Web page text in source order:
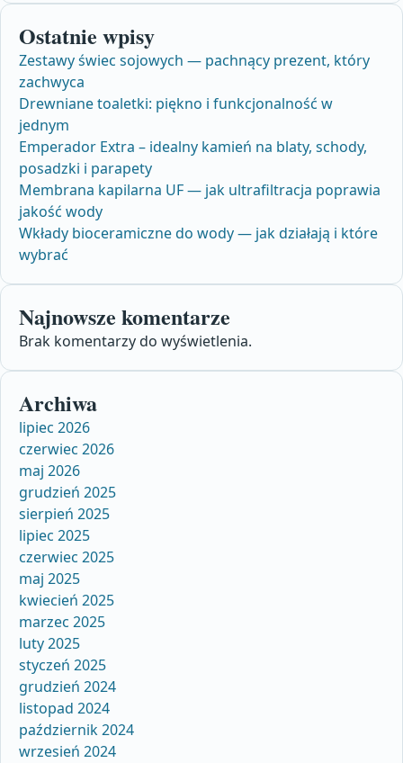
Ostatnie wpisy
Zestawy świec sojowych — pachnący prezent, który
zachwyca
Drewniane toaletki: piękno i funkcjonalność w
jednym
Emperador Extra – idealny kamień na blaty, schody,
posadzki i parapety
Membrana kapilarna UF — jak ultrafiltracja poprawia
jakość wody
Wkłady bioceramiczne do wody — jak działają i które
wybrać
Najnowsze komentarze
Brak komentarzy do wyświetlenia.
Archiwa
lipiec 2026
czerwiec 2026
maj 2026
grudzień 2025
sierpień 2025
lipiec 2025
czerwiec 2025
maj 2025
kwiecień 2025
marzec 2025
luty 2025
styczeń 2025
grudzień 2024
listopad 2024
październik 2024
wrzesień 2024